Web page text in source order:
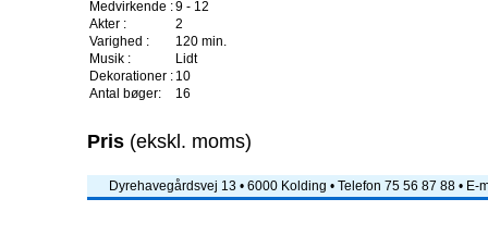
Medvirkende :9 - 12
Akter :
2
Varighed :
120 min.
Musik :
Lidt
Dekorationer : 10
Antal bøger:
16
Pris (ekskl. moms)
Dyrehavegårdsvej 13 • 6000 Kolding • Telefon 75 56 87 88 • E-